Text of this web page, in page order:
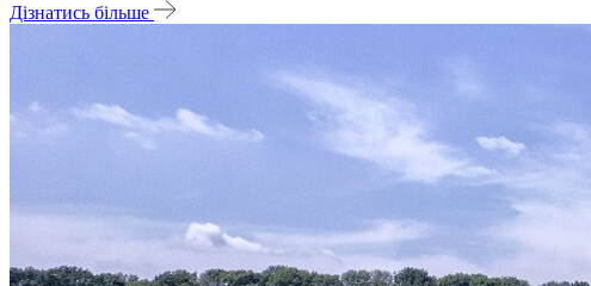
Дізнатись більше